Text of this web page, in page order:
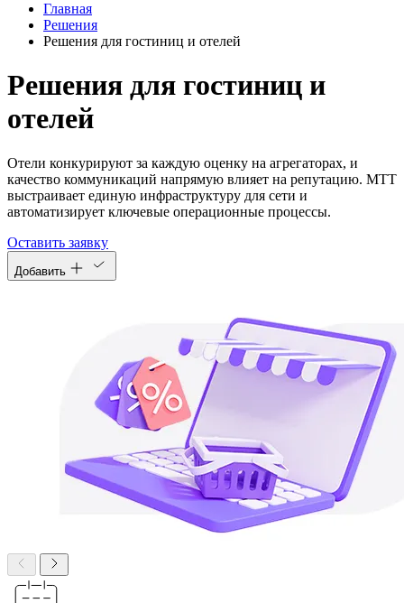
Главная
Решения
Решения для гостиниц и отелей
Решения для гостиниц и
отелей
Отели конкурируют за каждую оценку на агрегаторах, и
качество коммуникаций напрямую влияет на репутацию. МТТ
выстраивает единую инфраструктуру для сети и
автоматизирует ключевые операционные процессы.
Оставить заявку
Добавить